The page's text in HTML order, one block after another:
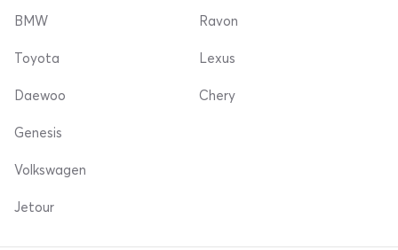
BMW
Toyota
Daewoo
Ravon
Lexus
Chery
Genesis
Volkswagen
Jetour